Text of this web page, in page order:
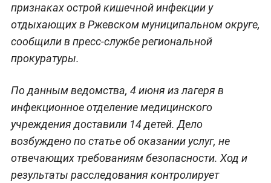
признаках острой кишечной инфекции у
отдыхающих в Ржевском муниципальном округе,
сообщили в пресс-службе региональной
прокуратуры.
По данным ведомства, 4 июня из лагеря в
инфекционное отделение медицинского
учреждения доставили 14 детей. Дело
возбуждено по статье об оказании услуг, не
отвечающих требованиям безопасности. Ход и
результаты расследования контролирует